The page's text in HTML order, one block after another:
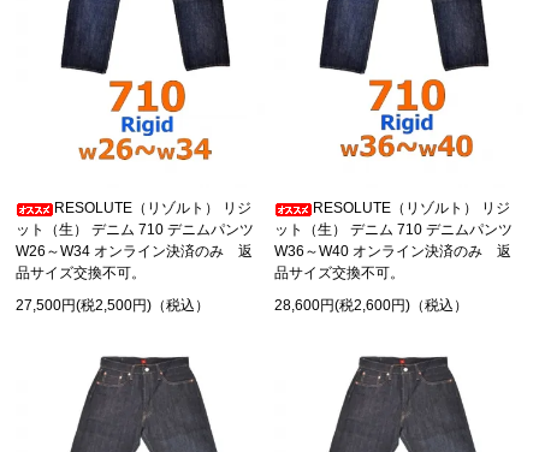
RESOLUTE（リゾルト） リジ
ット（生） デニム 710 デニムパンツ
W26～W34 オンライン決済のみ 返
品サイズ交換不可。
27,500円(税2,500円)（税込）
RESOLUTE（リゾルト） リジ
ット（生） デニム 710 デニムパンツ
W36～W40 オンライン決済のみ 返
品サイズ交換不可。
28,600円(税2,600円)（税込）